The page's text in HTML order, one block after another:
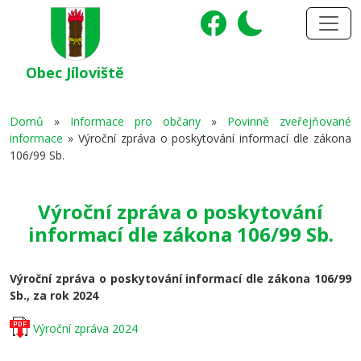
Obec Jíloviště
Domů » Informace pro občany » Povinně zveřejňované
informace » Výroční zpráva o poskytování informací dle zákona
106/99 Sb.
Výroční zpráva o poskytování
informací dle zákona 106/99 Sb.
Výroční zpráva o poskytování informací dle zákona 106/99
Sb., za rok 2024
Výroční zpráva 2024